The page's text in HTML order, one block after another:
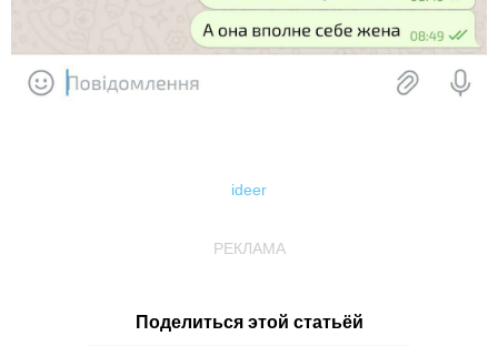
ideer
РЕКЛАМА
Поделиться этой статьёй